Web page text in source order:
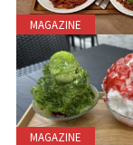
MAGAZINE
MAGAZINE